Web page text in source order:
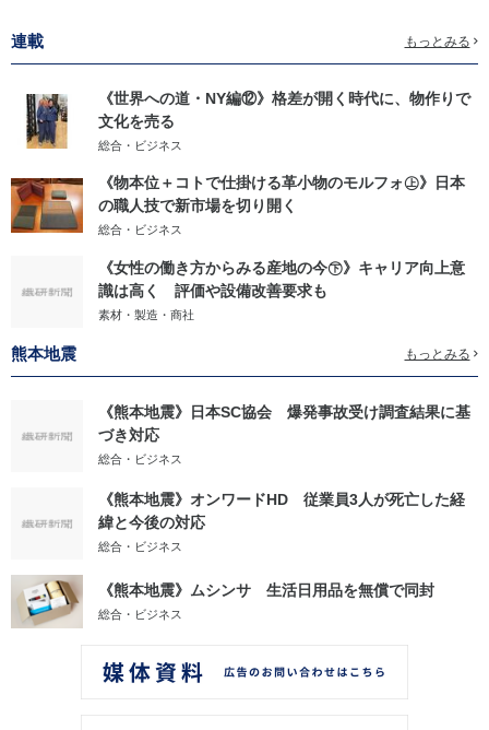
連載 もっとみる
《世界への道・NY編⑫》格差が開く時代に、物作りで
文化を売る
総合・ビジネス
《物本位＋コトで仕掛ける革小物のモルフォ㊤》日本
の職人技で新市場を切り開く
総合・ビジネス
《女性の働き方からみる産地の今㊦》キャリア向上意
識は高く 評価や設備改善要求も
素材・製造・商社
熊本地震 もっとみる
《熊本地震》日本SC協会 爆発事故受け調査結果に基
づき対応
総合・ビジネス
《熊本地震》オンワードHD 従業員3人が死亡した経
緯と今後の対応
総合・ビジネス
《熊本地震》ムシンサ 生活日用品を無償で同封
総合・ビジネス